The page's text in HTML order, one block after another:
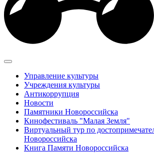
Управление культуры
Учреждения культуры
Антикоррупция
Новости
Памятники Новороссийска
Кинофестиваль "Малая Земля"
Виртуальный тур по
Новороссийска
Книга Памяти Новороссийска